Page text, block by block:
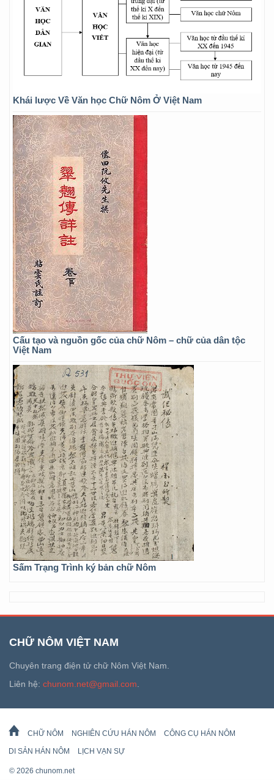
Khái lược Về Văn học Chữ Nôm Ở Việt Nam
Cấu tạo và nguồn gốc của chữ Nôm – chữ của dân tộc
Việt Nam
Sấm Trạng Trình ký bản chữ Nôm
CHỮ NÔM VIỆT NAM
Chuyên trang điện tử chữ Nôm Việt Nam.
Liên hệ: chunom.net@gmail.com
CHỮ NÔM NGHIÊN CỨU HÁN NÔM CÔNG CỤ HÁN NÔM
DI SẢN HÁN NÔM LỊCH VẠN SỰ
© 2026 chunom.net